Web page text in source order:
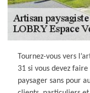
Tournez-vous vers
31 si vous devez
paysager sans pour